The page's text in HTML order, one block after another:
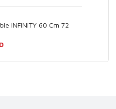
INFINITY 60 Cm 72